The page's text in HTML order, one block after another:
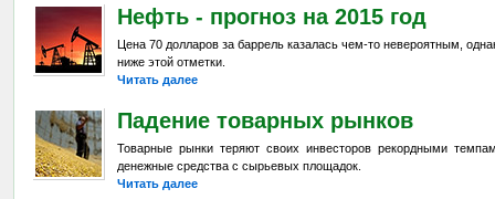
Нефть - прогноз на 2015 год
Цена 70 долларов за баррель казалась чем-то невероятным,
ниже этой отметки.
Читать далее
Падение товарных рынков
Товарные рынки теряют своих инвесторов рекордными
денежные средства с сырьевых площадок.
Читать далее